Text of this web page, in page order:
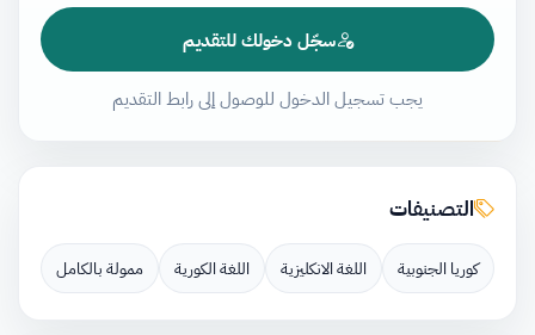
سجّل دخولك للتقديم
يجب تسجيل الدخول للوصول إلى رابط التقديم
التصنيفات
كوريا الجنوبية اللغة الانكليزية اللغة الكورية ممولة بالكامل